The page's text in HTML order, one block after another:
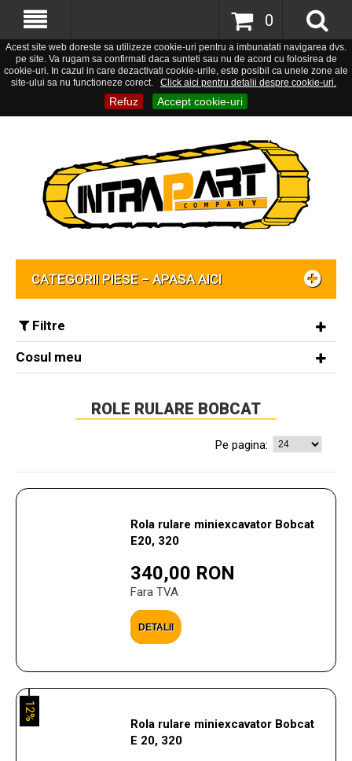
Acest site web doreste sa utilizeze cookie-uri pentru a imbunatati navigarea dvs.
pe site. Va rugam sa confirmati daca sunteti sau nu de acord cu folosirea de
cookie-uri. In cazul in care dezactivati cookie-urile, este posibil ca unele zone ale
site-ului sa nu functioneze corect.
Click aici pentru detalii despre cookie-uri.
Refuz Accept cookie-uri
0
CATEGORII PIESE – APASA AICI
Filtre
Cosul meu
ROLE RULARE BOBCAT
Pe pagina:
Rola rulare miniexcavator Bobcat
E20, 320
340,00 RON
Fara TVA
DETALII
Rola rulare miniexcavator Bobcat
E 20, 320
12%